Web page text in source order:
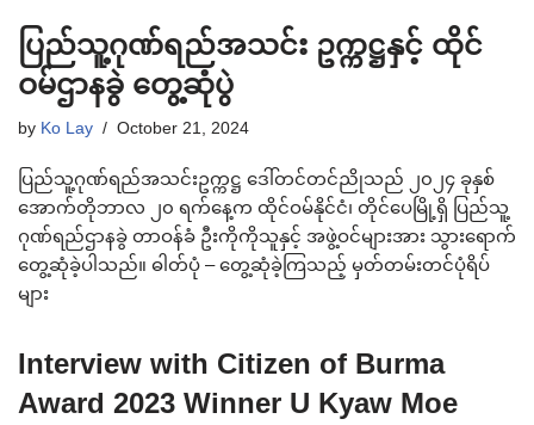
ပြည်သူ့ဂုဏ်ရည်အသင်း ဥက္ကဋ္ဌနှင့် ထိုင်
ဝမ်ဌာနခွဲ တွေ့ဆုံပွဲ
by Ko Lay October 21, 2024
ပြည်သူ့ဂုဏ်ရည်အသင်းဥက္ကဋ္ဌ ‌ဒေါ်တင်တင်ညိုသည် ၂၀၂၄ ခုနှစ်
အောက်တိုဘာလ ၂၀ ရက်နေ့က ထိုင်ဝမ်နိုင်ငံ၊ တိုင်ပေမြို့ရှိ ပြည်သူ့
ဂုဏ်ရည်ဌာနခွဲ တာဝန်ခံ ဦးကိုကိုသူနှင့် အဖွဲ့ဝင်များအား သွားရောက်
တွေ့ဆုံခဲ့ပါသည်။ ဓါတ်ပုံ – တွေ့ဆုံခဲ့ကြသည့် မှတ်တမ်းတင်ပုံရိပ်
များ
Interview with Citizen of Burma
Award 2023 Winner U Kyaw Moe